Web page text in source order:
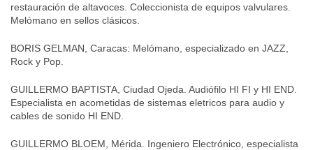
restauración de altavoces. Coleccionista de equipos valvulares.
Melómano en sellos clásicos.
BORIS GELMAN, Caracas: Melómano, especializado en JAZZ,
Rock y Pop.
GUILLERMO BAPTISTA, Ciudad Ojeda. Audiófilo HI FI y HI END.
Especialista en acometidas de sistemas eletricos para audio y
cables de sonido HI END.
GUILLERMO BLOEM, Mérida. Ingeniero Electrónico, especialista